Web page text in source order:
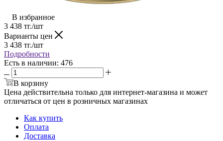
В избранное
3 438 тг./шт
Варианты цен
3 438 тг./шт
Подробности
Есть в наличии: 476
В корзину
Цена действительна только для интернет-магазина и может
отличаться от цен в розничных магазинах
Как купить
Оплата
Доставка